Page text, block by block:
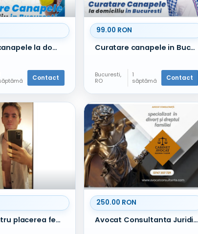
Curatare canapele la domiciliu
Contact
99.00 RON
Curatare canapele in Bucuresti
Bucuresti,
RO
servicii
1
săptămâ
urmă
Contact
gigolo pentru placerea femeii
250.00 RON
Avocat Consultanta Juridica Online. Asistenta